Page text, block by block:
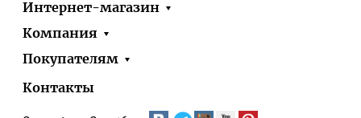
Интернет-магазин
Компания
Покупателям
Контакты